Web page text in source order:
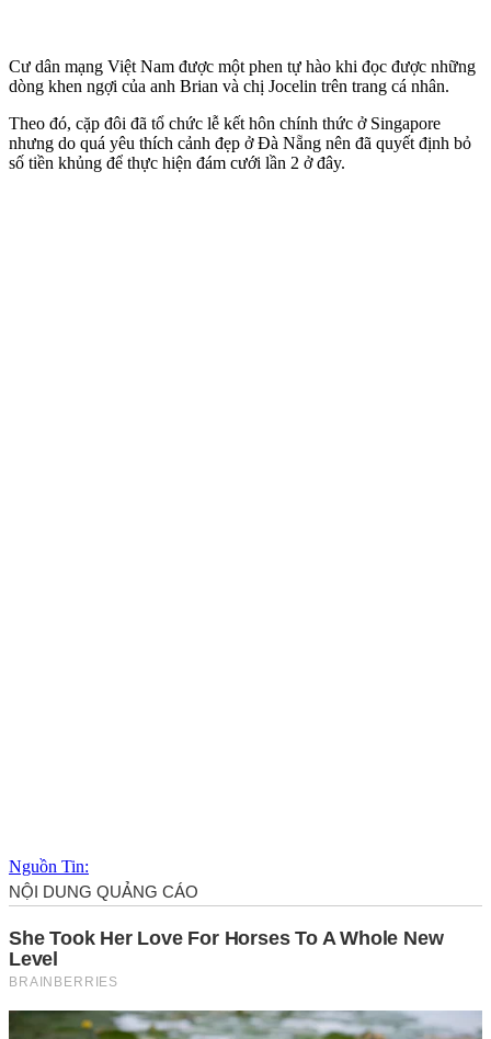
Cư dân mạng Việt Nam được một phen tự hào khi đọc được những
dòng khen ngợi của anh Brian và chị Jocelin trên trang cá nhân.
Theo đó, cặp đôi đã tổ chức lễ kết hôn chính thức ở Singapore
nhưng do quá yêu thích cảnh đẹp ở Đà Nẵng nên đã quyết định bỏ
số tiền khủng để thực hiện đám cưới lần 2 ở đây.
Nguồn Tin: